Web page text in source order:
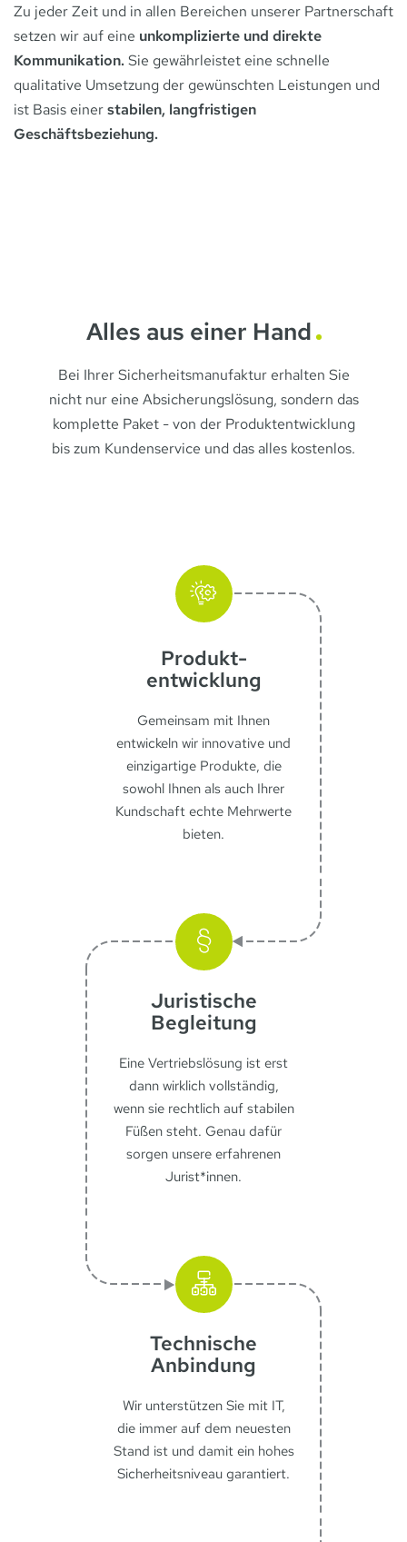
Zu jeder Zeit und in allen Bereichen unserer Partnerschaft
setzen wir auf eine unkomplizierte und direkte
Kommunikation. Sie gewährleistet eine schnelle
qualitative Umsetzung der gewünschten Leistungen und
ist Basis einerstabilen, langfristigen
Geschäftsbeziehung.
Alles aus einer Hand
Bei Ihrer Sicherheitsmanufaktur erhalten Sie
nicht nur eine Absicherungslösung, sondern das
komplette Paket - von der Produktentwicklung
bis zum Kundenservice und das alles kostenlos.
Produkt­
entwicklung
Gemeinsam mit Ihnen
entwickeln wir innovative und
einzigartige Produkte, die
sowohl Ihnen als auch Ihrer
Kundschaft echte Mehrwerte
bieten.
Juristische
Begleitung
Eine Vertriebslösung ist erst
dann wirklich vollständig,
wenn sie rechtlich auf stabilen
Füßen steht. Genau dafür
sorgen unsere erfahrenen
Jurist*innen.
Technische
Anbindung
Wir unterstützen Sie mit IT,
die immer auf dem neuesten
Stand ist und damit ein hohes
Sicherheitsniveau garantiert.